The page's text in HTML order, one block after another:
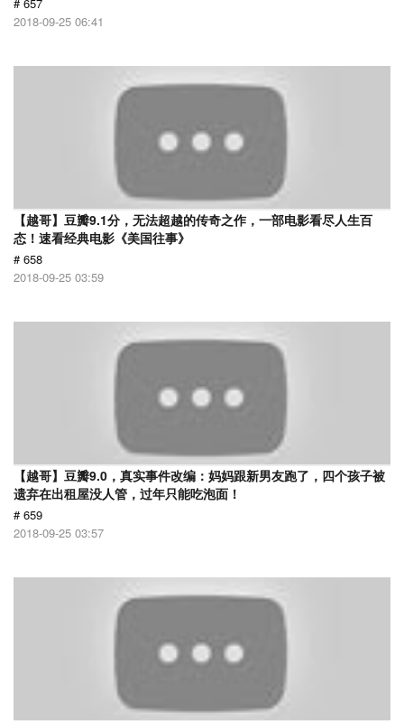
2018-09-25 06:41
【越哥】豆瓣9.1分，无法超越的传奇之作，一部电影看尽人生百
态！速看经典电影《美国往事》
# 658
2018-09-25 03:59
【越哥】豆瓣9.0，真实事件改编：妈妈跟新男友跑了，四个孩子被
遗弃在出租屋没人管，过年只能吃泡面！
# 659
2018-09-25 03:57